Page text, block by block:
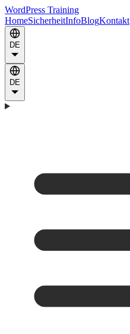
WordPress Training
HomeSicherheitInfoBlogKontakt
DE
DE